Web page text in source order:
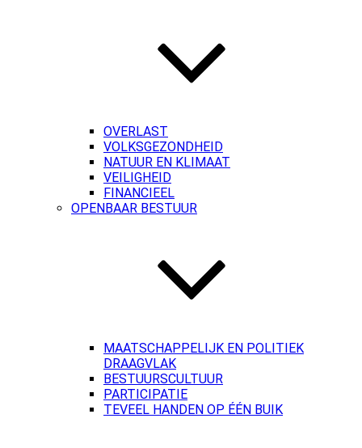
OVERLAST
VOLKSGEZONDHEID
NATUUR EN KLIMAAT
VEILIGHEID
FINANCIEEL
OPENBAAR BESTUUR
MAATSCHAPPELIJK EN POLITIEK
DRAAGVLAK
BESTUURSCULTUUR
PARTICIPATIE
TEVEEL HANDEN OP ÉÉN BUIK